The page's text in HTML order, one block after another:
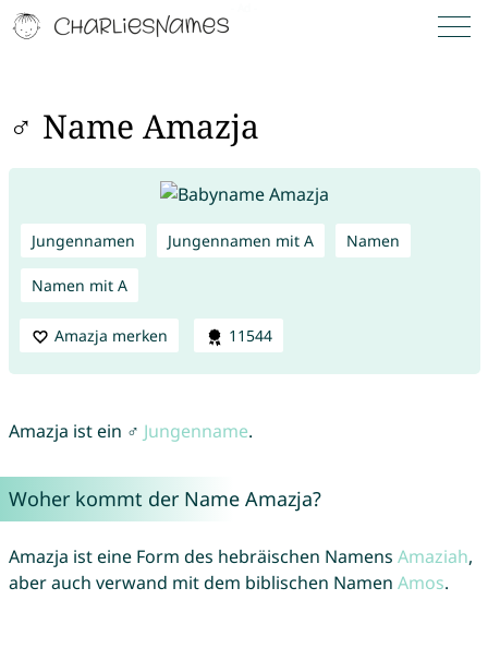
♂ Name Amazja
Jungennamen Jungennamen mit A Namen
Namen mit A
Amazja merken 11544
Amazja ist ein ♂ Jungenname.
Woher kommt der Name Amazja?
Amazja ist eine Form des hebräischen Namens Amaziah,
aber auch verwand mit dem biblischen Namen Amos.